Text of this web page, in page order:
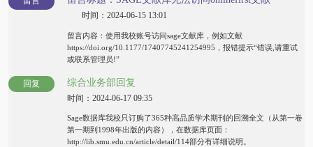
时间：2024-06-15 13:01
留言内容：使用我校账号访问sage文献库，例如文献
https://doi.org/10.1177/17407745241254995，报错提示“错误,请重试
或联系管理员!”
回复 综合业务部回复
时间：2024-06-17 09:35
Sage数据库我校只订购了365种高品质学术期刊的回溯全文（从第一卷
第一期到1998年出版的内容），在数据库页面：
http://lib.smu.edu.cn/article/detail/114部分有详细说明。